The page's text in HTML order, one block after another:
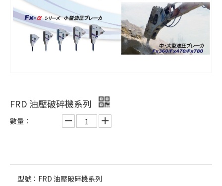
FRD 油壓破碎機系列
數量：
型號： FRD 油壓破碎機系列